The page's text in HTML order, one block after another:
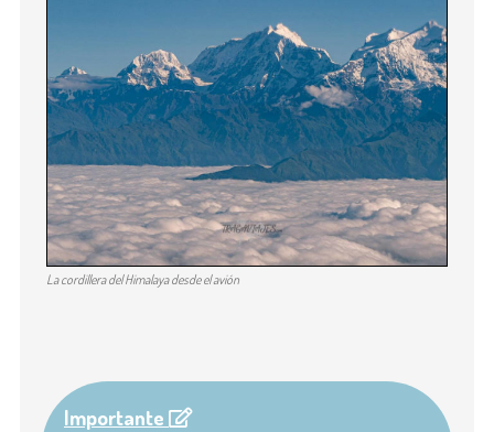
La cordillera del Himalaya desde el avión
Importante